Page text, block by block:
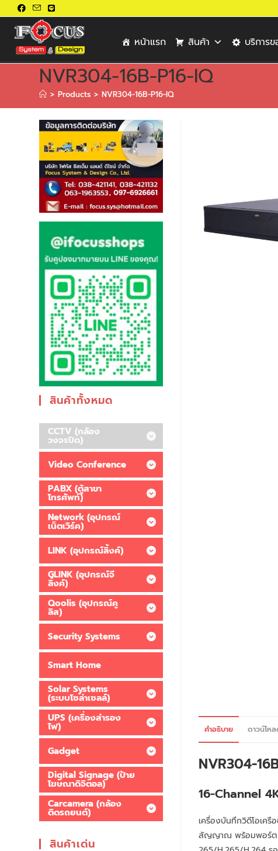
หน้าแรก สินค้า บริการข
NVR304-16B-P16-IQ
> Products > NVR304-16B-P16-IQ
คำอธิบาย ดาวน์โห
NVR304-
16-Channel
เครื่องบันทึกวิดีโอเค
สัญญาณ พร้อมพอร์ต
สินค้าทั้งหมด
CCTV (กล้อง
วงจรปิด)
Video Conference
PABX (ตู้สาขา
โทรศัพท์)
Network (อุปกรณ์
เน็ตเวิร์ค)
LINK (อุปกรณ์ลิ้งค์)
GLINK (อุปกรณ์จี
ลิ้งค์)
Qoolis (อุปกรณ์คู
ลิส)
Security Systems
Smart Home
Solar Systems
(ระบบโซล่าเซลล์)
UPS (เครื่องสำรอง
ไฟ)
Gadget
Digital Signage (ป้าย
โฆษณาดิจิตอล)
Carcamera (กล้อง
ติดรถยนต์)
สินค้าเด่น